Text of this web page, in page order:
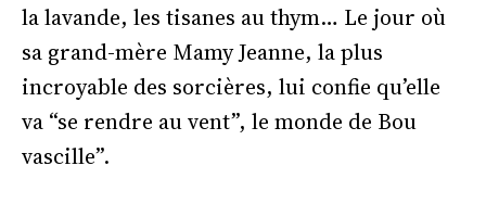
la lavande, les tisanes au thym… Le jour où
sa grand-mère Mamy Jeanne, la plus
incroyable des sorcières, lui confie qu’elle
va “se rendre au vent”, le monde de Bou
vascille”.